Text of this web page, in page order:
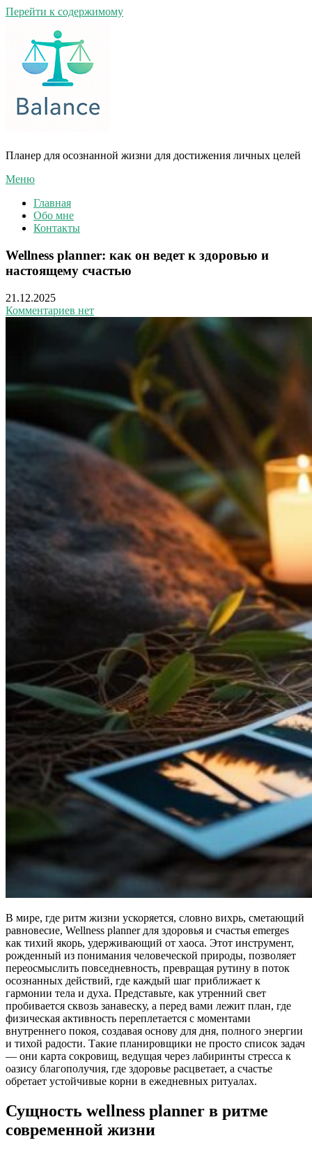
Перейти к содержимому
Планер для осознанной жизни для достижения личных целей
Меню
Главная
Обо мне
Контакты
Wellness planner: как он ведет к здоровью и
настоящему счастью
21.12.2025
Комментариев нет
В мире, где ритм жизни ускоряется, словно вихрь, сметающий
равновесие, Wellness planner для здоровья и счастья emerges
как тихий якорь, удерживающий от хаоса. Этот инструмент,
рожденный из понимания человеческой природы, позволяет
переосмыслить повседневность, превращая рутину в поток
осознанных действий, где каждый шаг приближает к
гармонии тела и духа. Представьте, как утренний свет
пробивается сквозь занавеску, а перед вами лежит план, где
физическая активность переплетается с моментами
внутреннего покоя, создавая основу для дня, полного энергии
и тихой радости. Такие планировщики не просто список задач
— они карта сокровищ, ведущая через лабиринты стресса к
оазису благополучия, где здоровье расцветает, а счастье
обретает устойчивые корни в ежедневных ритуалах.
Сущность wellness planner в ритме
современной жизни